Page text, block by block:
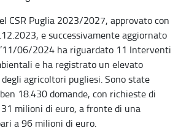
CSR Puglia 2023/2027, approvato con
e successivamente aggiornato
06/2024 ha riguardato 11 Interventi
e ha registrato un elevato
agricoltori pugliesi. Sono state
18.430 domande, con richieste di
milioni di euro, a fronte di una
a 96 milioni di euro.